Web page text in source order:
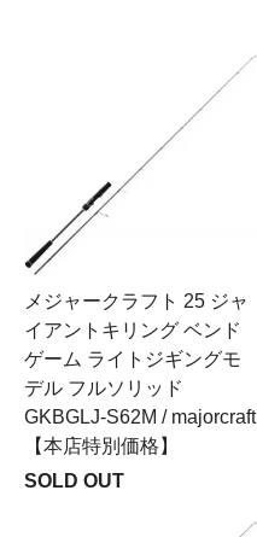
メジャークラフト 25 ジャ
イアントキリング ベンド
ゲーム ライトジギングモ
デル フルソリッド
GKBGLJ-S62M / majorcraft
【本店特別価格】
SOLD OUT